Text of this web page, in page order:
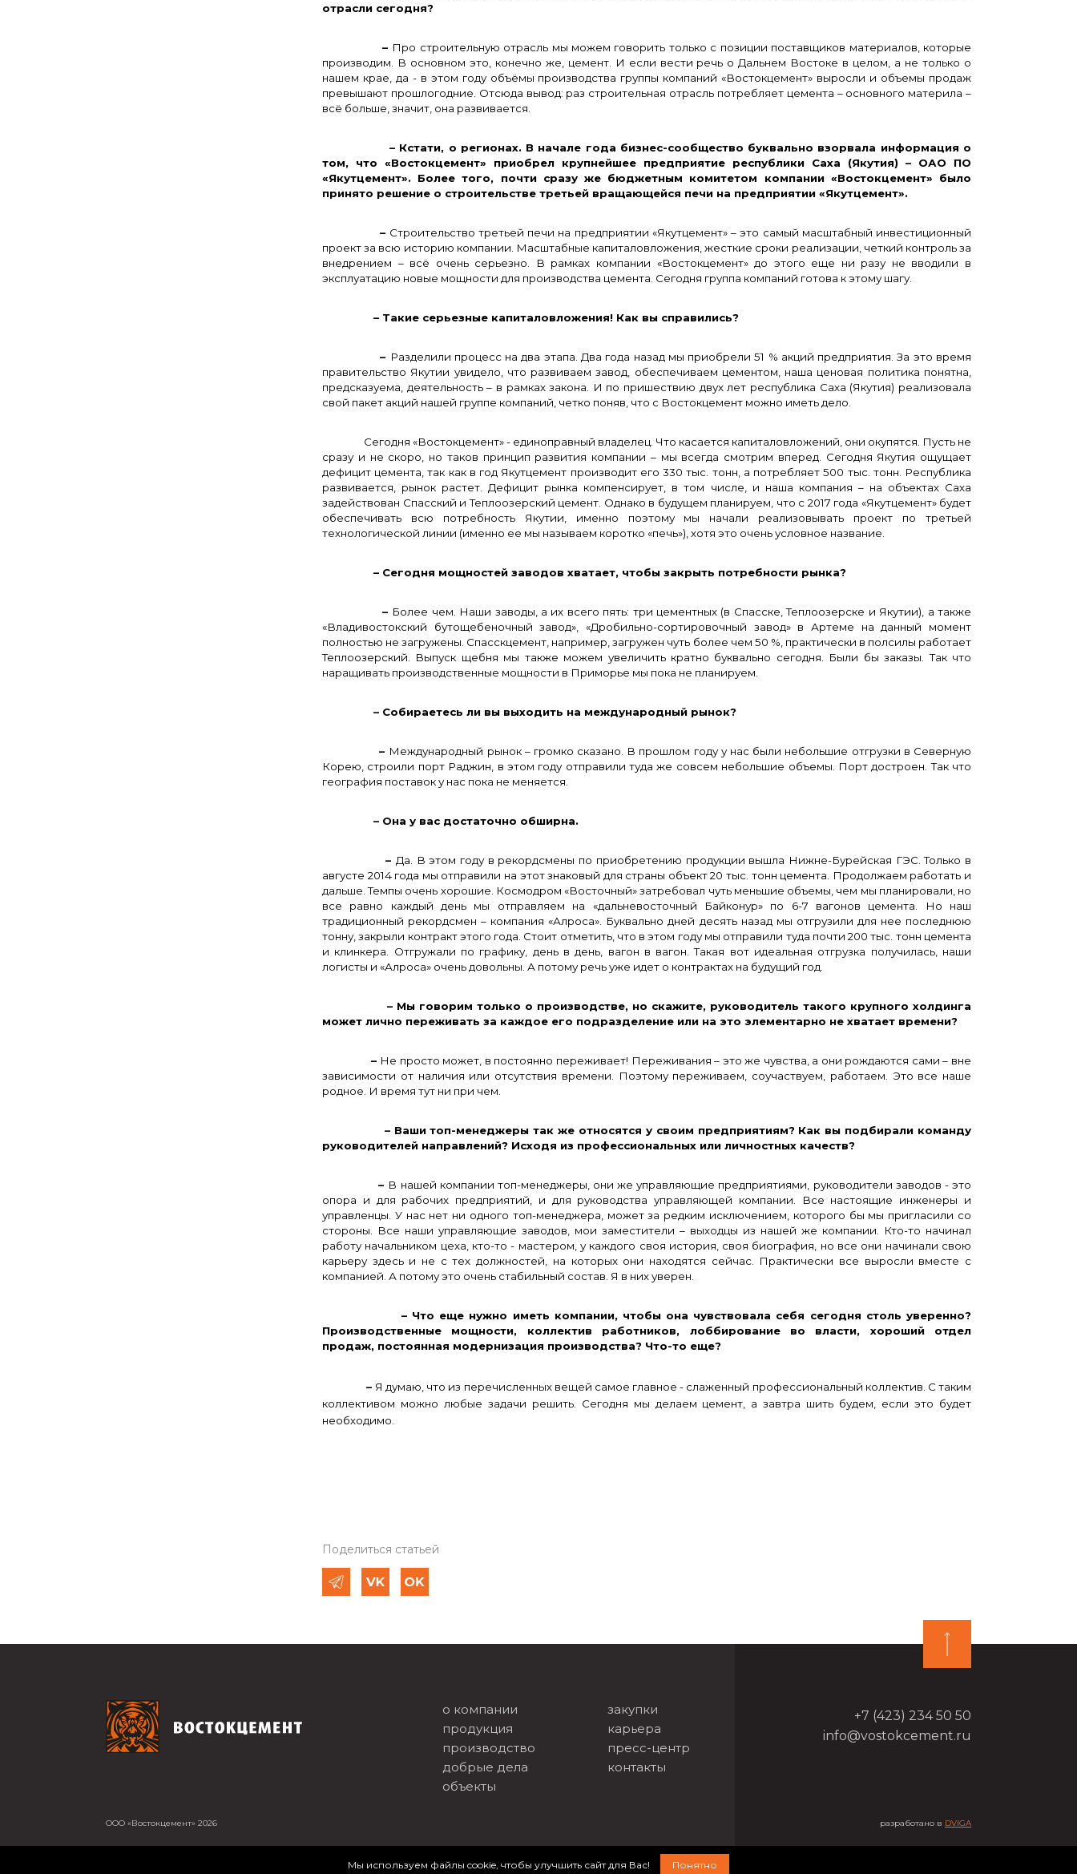
отрасли сегодня?
– Про строительную отрасль мы можем говорить только с позиции поставщиков материалов, которые
производим. В основном это, конечно же, цемент. И если вести речь о Дальнем Востоке в целом, а не только о
нашем крае, да - в этом году объёмы производства группы компаний «Востокцемент» выросли и объемы продаж
превышают прошлогодние. Отсюда вывод: раз строительная отрасль потребляет цемента – основного материла –
всё больше, значит, она развивается.
– Кстати, о регионах. В начале года бизнес-сообщество буквально взорвала информация о
том, что «Востокцемент» приобрел крупнейшее предприятие республики Саха (Якутия) – ОАО ПО
«Якутцемент». Более того, почти сразу же бюджетным комитетом компании «Востокцемент» было
принято решение о строительстве третьей вращающейся печи на предприятии «Якутцемент».
– Строительство третьей печи на предприятии «Якутцемент» – это самый масштабный инвестиционный
проект за всю историю компании. Масштабные капиталовложения, жесткие сроки реализации, четкий контроль за
внедрением – всё очень серьезно. В рамках компании «Востокцемент» до этого еще ни разу не вводили в
эксплуатацию новые мощности для производства цемента Сегодня группа компаний готова к этому шагу.
– Такие серьезные капиталовложения! Как вы справились?
– Разделили процесс на два этапа. Два года назад мы приобрели 51 % акций предприятия. За это время
правительство Якутии увидело, что развиваем завод, обеспечиваем цементом, наша ценовая политика понятна,
предсказуема, деятельность – в рамках закона. И по пришествию двух лет республика Саха (Якутия) реализовала
свой пакет акций нашей группе компаний, четко поняв, что с Востокцемент можно иметь дело.
Сегодня «Востокцемент» - единоправный владелец. Что касается капиталовложений, они окупятся. Пусть не
сразу и не скоро, но таков принцип развития компании – мы всегда смотрим вперед. Сегодня Якутия ощущает
дефицит цемента, так как в год Якутцемент производит его 330 тыс. тонн, а потребляет 500 тыс. тонн. Республика
развивается, рынок растет. Дефицит рынка компенсирует, в том числе, и наша компания – на объектах Саха
задействован Спасский и Теплоозерский цемент. Однако в будущем планируем, что с 2017 года «Якутцемент» будет
обеспечивать всю потребность Якутии, именно поэтому мы начали реализовывать проект по третьей
технологической линии (именно ее мы называем коротко «печь»), хотя это очень условное название.
– Сегодня мощностей заводов хватает, чтобы закрыть потребности рынка?
– Более чем. Наши заводы, а их всего пять: три цементных (в Спасске, Теплоозерске и Якутии), а также
«Владивостокский бутощебеночный завод», «Дробильно-сортировочный завод» в Артеме на данный момент
полностью не загружены. Спасскцемент, например, загружен чуть более чем 50 %, практически в полсилы работает
Теплоозерский. Выпуск щебня мы также можем увеличить кратно буквально сегодня. Были бы заказы. Так что
наращивать производственные мощности в Приморье мы пока не планируем.
– Собираетесь ли вы выходить на международный рынок?
– Международный рынок – громко сказано. В прошлом году у нас были небольшие отгрузки в Северную
Корею, строили порт Раджин, в этом году отправили туда же совсем небольшие объемы. Порт достроен. Так что
география поставок у нас пока не меняется.
– Она у вас достаточно обширна.
– Да. В этом году в рекордсмены по приобретению продукции вышла Нижне-Бурейская ГЭС. Только в
августе 2014 года мы отправили на этот знаковый для страны объект 20 тыс. тонн цемента. Продолжаем работать и
дальше. Темпы очень хорошие. Космодром «Восточный» затребовал чуть меньшие объемы, чем мы планировали, но
все равно каждый день мы отправляем на «дальневосточный Байконур» по 6-7 вагонов цемента. Но наш
традиционный рекордсмен – компания «Алроса». Буквально дней десять назад мы отгрузили для нее последнюю
тонну, закрыли контракт этого года. Стоит отметить, что в этом году мы отправили туда почти 200 тыс. тонн цемента
и клинкера. Отгружали по графику, день в день, вагон в вагон. Такая вот идеальная отгрузка получилась, наши
логисты и «Алроса» очень довольны. А потому речь уже идет о контрактах на будущий год.
– Мы говорим только о производстве, но скажите, руководитель такого крупного холдинга
может лично переживать за каждое его подразделение или на это элементарно не хватает времени?
– Не просто может, в постоянно переживает! Переживания – это же чувства, а они рождаются сами – вне
зависимости от наличия или отсутствия времени. Поэтому переживаем, соучаствуем, работаем. Это все наше
родное. И время тут ни при чем.
– Ваши топ-менеджеры так же относятся у своим предприятиям? Как вы подбирали команду
руководителей направлений? Исходя из профессиональных или личностных качеств?
– В нашей компании топ-менеджеры, они же управляющие предприятиями, руководители заводов - это
опора и для рабочих предприятий, и для руководства управляющей компании. Все настоящие инженеры и
управленцы. У нас нет ни одного топ-менеджера, может за редким исключением, которого бы мы пригласили со
стороны. Все наши управляющие заводов, мои заместители – выходцы из нашей же компании. Кто-то начинал
работу начальником цеха, кто-то - мастером, у каждого своя история, своя биография, но все они начинали свою
карьеру здесь и не с тех должностей, на которых они находятся сейчас. Практически все выросли вместе с
компанией. А потому это очень стабильный состав. Я в них уверен.
– Что еще нужно иметь компании, чтобы она чувствовала себя сегодня столь уверенно?
Производственные мощности, коллектив работников, лоббирование во власти, хороший отдел
продаж, постоянная модернизация производства? Что-то еще?
– Я думаю, что из перечисленных вещей самое главное - слаженный профессиональный коллектив. С таким
коллективом можно любые задачи решить. Сегодня мы делаем цемент, а завтра шить будем, если это будет
необходимо.
Поделиться статьей
о компании
продукция
производство
добрые дела
объекты
закупки
карьера
пресс-центр
контакты
+7 (423) 234 50 50
info@vostokcement.ru
ООО «Востокцемент» 2026 разработано в DVIGA
Мы используем файлы cookie, чтобы улучшить сайт для Вас! Понятно